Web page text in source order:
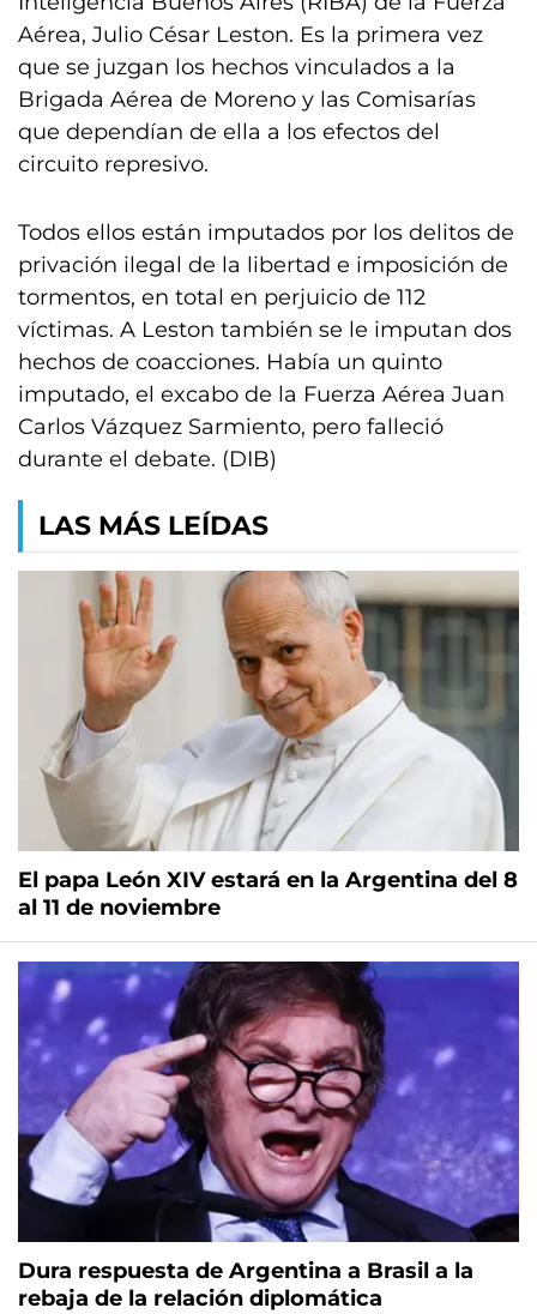
Aérea, Julio César Leston. Es la primera vez
que se juzgan los hechos vinculados a la
Brigada Aérea de Moreno y las Comisarías
que dependían de ella a los efectos del
circuito represivo.
Todos ellos están imputados por los delitos de
privación ilegal de la libertad e imposición de
tormentos, en total en perjuicio de 112
víctimas. A Leston también se le imputan dos
hechos de coacciones. Había un quinto
imputado, el excabo de la Fuerza Aérea Juan
Carlos Vázquez Sarmiento, pero falleció
durante el debate. (DIB)
LAS MÁS LEÍDAS
El papa León XIV estará en la Argentina del 8
al 11 de noviembre
Dura respuesta de Argentina a Brasil a la
rebaja de la relación diplomática